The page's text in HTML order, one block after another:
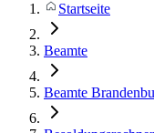
Startseite
Beamte
Beamte